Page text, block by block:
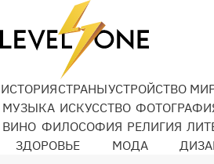
ИСТОРИЯСТРАНЫУСТРОЙСТВО
МУЗЫКА ИСКУССТВО
ВИНО ФИЛОСОФИЯ РЕЛИГИЯ
ЗДОРОВЬЕ
МОДА